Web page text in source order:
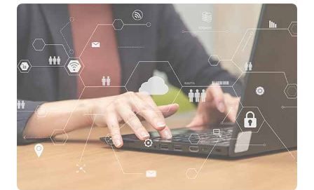
マーケティングDXを推進するメリット
マーケティング業務が効率化し、生産性が向上す
データに基づいた客観的な判断ができる
顧客体験が向上する
新たなサービスやビジネスモデルの構築につな